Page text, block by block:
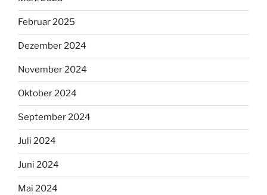
Februar 2025
Dezember 2024
November 2024
Oktober 2024
September 2024
Juli 2024
Juni 2024
Mai 2024